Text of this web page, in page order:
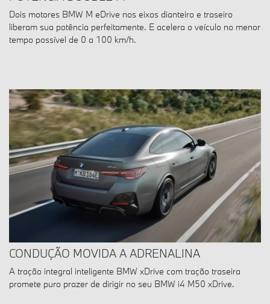
Dois motores BMW M eDrive nos eixos dianteiro e traseiro
liberam sua potência perfeitamente. E acelera o veículo no menor
tempo possível de 0 a 100 km/h.
CONDUÇÃO MOVIDA A ADRENALINA
A tração integral inteligente BMW xDrive com tração traseira
promete puro prazer de dirigir no seu BMW i4 M50 xDrive.